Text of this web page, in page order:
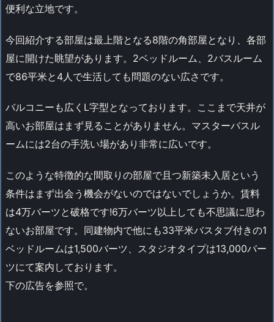
便利な立地です。
今回紹介する部屋は最上階となる8階の角部屋となり、各部
屋に開けた眺望があります。2ベッドルーム、2バスルーム
で86平米と4人で生活しても問題のない広さです。
バルコニーも広くL字型となっております。ここまで天井が
高いお部屋はまず見ることがありません。マスターバスル
ームには2台の手洗い場があり非常に広いです。
このような特徴的な間取りの部屋で且つ新築未入居という
条件はまず出会う機会がないのではないでしょうか。賃料
は4万バーツと破格です!6万バーツ以上しても不思議に思わ
ないお部屋です。同建物内で他にも33平米バスタブ付きの1
ベッドルームは1,500バーツ、スタジオタイプは13,000バー
ツにて案内しております。
下の広告を参照で。